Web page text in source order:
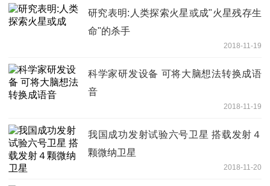
研究表明:人类探索火星或成"火星残存生
命"的杀手
2018-11-19
科学家研发设备 可将大脑想法转换成语
音
2018-11-19
我国成功发射试验六号卫星 搭载发射４
颗微纳卫星
2018-11-20